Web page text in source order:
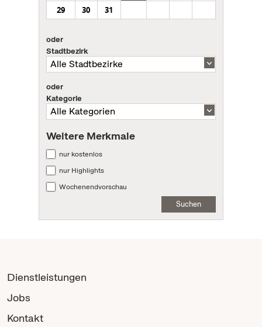
29
30 31
oder
Stadtbezirk
oder
Kategorie
Weitere Merkmale
nur kostenlos
nur Highlights
Wochenendvorschau
Suchen
Dienstleistungen
Jobs
Kontakt